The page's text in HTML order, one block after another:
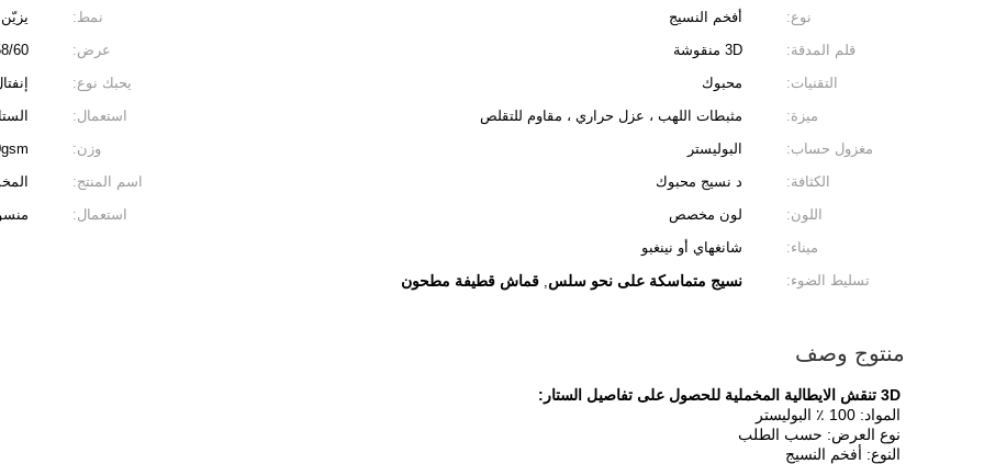
نوع:
أفخم النسيج نمط:
يزيّن
قلم المدقة:
3D منقوشة عرض:
60 "
التقنيات:
محبوك يحبك نوع:
ميزة:
مثبطات اللهب ، عزل حراري ، مقاوم للتقلص استعمال:
مغزول حساب:
البوليستر وزن:
280gsm
الكثافة:
د نسيج محبوك اسم المنتج:
اللون:
لون مخصص استعمال:
ميناء:
شانغهاي أو نينغبو
تسليط الضوء:
نسيج متماسكة على نحو سلس, قماش قطيفة مطحون
منتوج وصف
3D تنقش الايطالية المخملية للحصول على تفاصيل الستار:
المواد: 100 ٪ البوليستر
نوع العرض: حسب الطلب
النوع: أفخم النسيج